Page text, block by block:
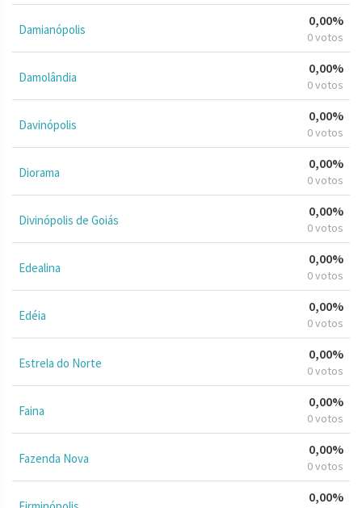
Damianópolis
0,00%
0 votos
Damolândia
0,00%
0 votos
Davinópolis
0,00%
0 votos
Diorama
0,00%
0 votos
Divinópolis de Goiás
0,00%
0 votos
Edealina
0,00%
0 votos
Edéia
0,00%
0 votos
Estrela do Norte
0,00%
0 votos
Faina
0,00%
0 votos
Fazenda Nova
0,00%
0 votos
0,00%